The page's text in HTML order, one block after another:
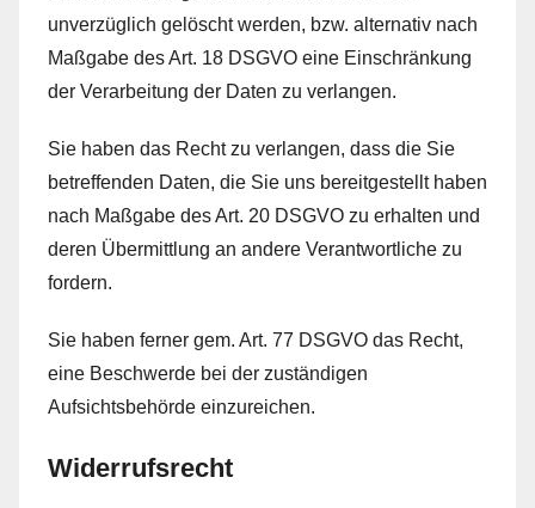
unverzüglich gelöscht werden, bzw. alternativ nach
Maßgabe des Art. 18 DSGVO eine Einschränkung
der Verarbeitung der Daten zu verlangen.
Sie haben das Recht zu verlangen, dass die Sie
betreffenden Daten, die Sie uns bereitgestellt haben
nach Maßgabe des Art. 20 DSGVO zu erhalten und
deren Übermittlung an andere Verantwortliche zu
fordern.
Sie haben ferner gem. Art. 77 DSGVO das Recht,
eine Beschwerde bei der zuständigen
Aufsichtsbehörde einzureichen.
Widerrufsrecht